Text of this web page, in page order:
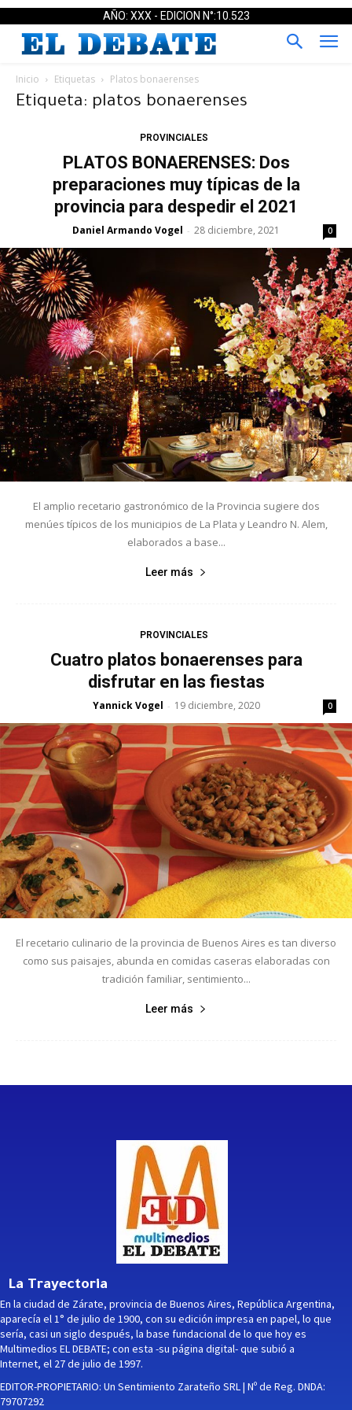
AÑO: XXX - EDICION N°:10.523
Inicio Etiquetas Platos bonaerenses
Etiqueta: platos bonaerenses
PROVINCIALES
PLATOS BONAERENSES: Dos
preparaciones muy típicas de la
provincia para despedir el 2021
Daniel Armando Vogel - 28 diciembre, 2021 0
El amplio recetario gastronómico de la Provincia sugiere dos
menúes típicos de los municipios de La Plata y Leandro N. Alem,
elaborados a base...
Leer más
PROVINCIALES
Cuatro platos bonaerenses para
disfrutar en las fiestas
Yannick Vogel - 19 diciembre, 2020 0
El recetario culinario de la provincia de Buenos Aires es tan diverso
como sus paisajes, abunda en comidas caseras elaboradas con
tradición familiar, sentimiento...
Leer más
La Trayectoria
En la ciudad de Zárate, provincia de Buenos Aires, República Argentina,
aparecía el 1° de julio de 1900, con su edición impresa en papel, lo que
sería, casi un siglo después, la base fundacional de lo que hoy es
Multimedios EL DEBATE; con esta -su página digital- que subió a
Internet, el 27 de julio de 1997.
EDITOR-PROPIETARIO: Un Sentimiento Zarateño SRL | Nº de Reg. DNDA:
79707292